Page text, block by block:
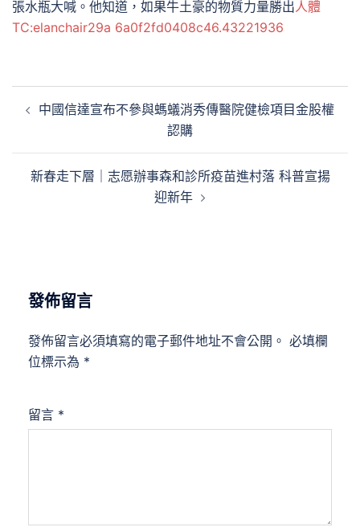
張水瓶大喊。他知道，如果牛土豪的物質力量勝出人體
TC:elanchair29a 6a0f2fd0408c46.43221936
章 中國信達宣布不參與螞蟻消秀傳醫院健檢項目金股權
認購
新春走下層｜志愿辦事森和診所疫苗進村落 科普宣揚
迎新年
發佈留言
發佈留言必須填寫的電子郵件地址不會公開。 必填欄
位標示為 *
留言 *